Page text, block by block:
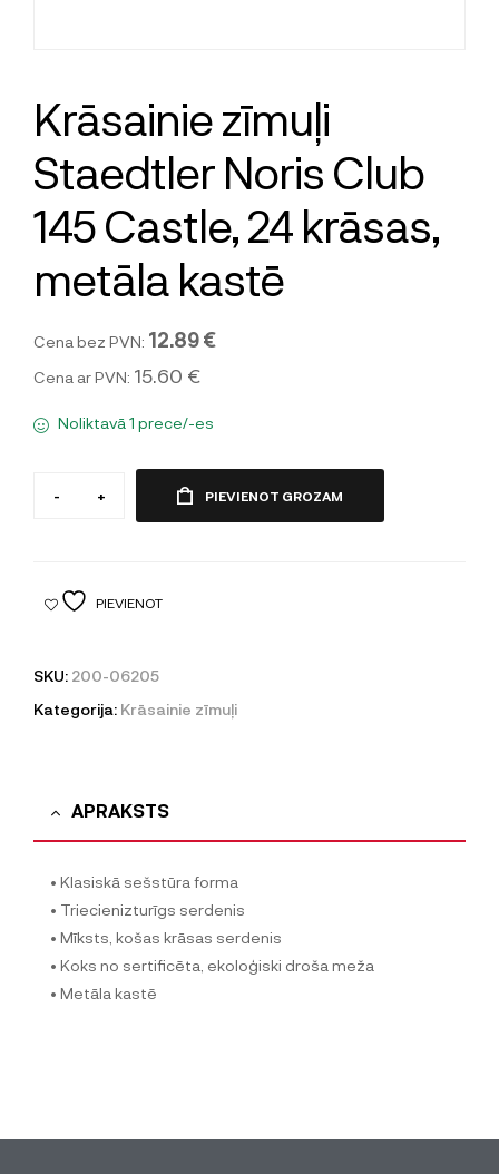
Krāsainie zīmuļi
Staedtler Noris Club
145 Castle, 24 krāsas,
metāla kastē
Cena bez PVN: 12.89 €
Cena ar PVN: 15.60 €
Noliktavā 1 prece/-es
- + PIEVIENOT GROZAM
PIEVIENOT
SKU: 200-06205
Kategorija: Krāsainie zīmuļi
APRAKSTS
• Klasiskā sešstūra forma
• Triecienizturīgs serdenis
• Mīksts, košas krāsas serdenis
• Koks no sertificēta, ekoloģiski droša meža
• Metāla kastē